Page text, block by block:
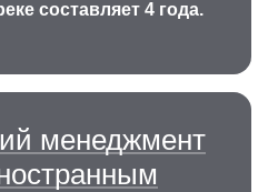
составляет 4 года.
менеджмент